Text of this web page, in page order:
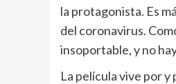
la protagonista. Es
del coronavirus.
insoportable, y no
La película vive por